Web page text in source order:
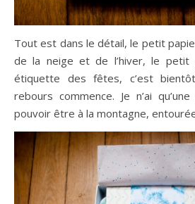
Tout est dans le détail, le petit
de la neige et de l’hiver, le
étiquette des fêtes, c’est
rebours commence. Je n’ai
pouvoir être à la montagne,